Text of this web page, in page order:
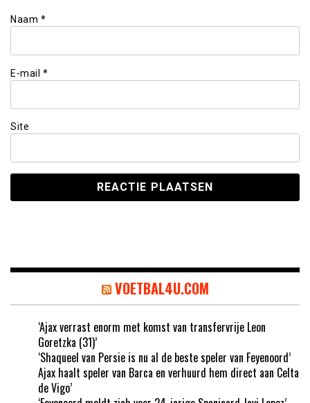
Naam *
E-mail *
Site
VOETBAL4U.COM
‘Ajax verrast enorm met komst van transfervrije Leon
Goretzka (31)’
‘Shaqueel van Persie is nu al de beste speler van Feyenoord’
Ajax haalt speler van Barca en verhuurd hem direct aan Celta
de Vigo’